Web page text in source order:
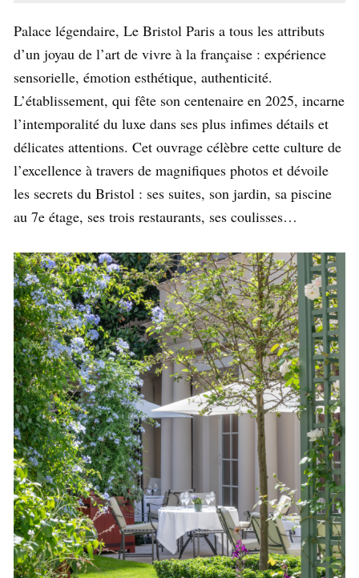
Palace légendaire, Le Bristol Paris a tous les attributs
d’un joyau de l’art de vivre à la française : expérience
sensorielle, émotion esthétique, authenticité.
L’établissement, qui fête son centenaire en 2025, incarne
l’intemporalité du luxe dans ses plus infimes détails et
délicates attentions. Cet ouvrage célèbre cette culture de
l’excellence à travers de magnifiques photos et dévoile
les secrets du Bristol : ses suites, son jardin, sa piscine
au 7e étage, ses trois restaurants, ses coulisses…